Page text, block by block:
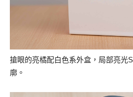
搶眼的亮橘配白色系外盒，局部亮光
廓。